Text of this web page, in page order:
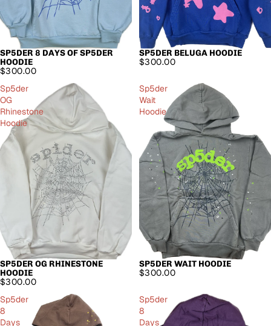
SP5DER 8 DAYS OF SP5DER
HOODIE
$300.00
SP5DER BELUGA HOODIE
$300.00
Sp5der
OG
Rhinestone
Hoodie
SP5DER OG RHINESTONE
HOODIE
$300.00
Sp5der
Wait
Hoodie
SP5DER WAIT HOODIE
$300.00
Sp5der
8
Days
Sp5der
8
Days